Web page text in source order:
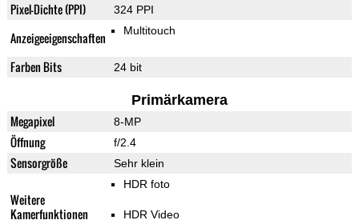
Pixel-Dichte (PPI) 324 PPI
Anzeigeeigenschaften Multitouch
Farben Bits 24 bit
Primärkamera
Megapixel 8-MP
Öffnung f/2.4
Sensorgröße Sehr klein
Weitere
Kamerfunktionen
HDR foto
HDR Video